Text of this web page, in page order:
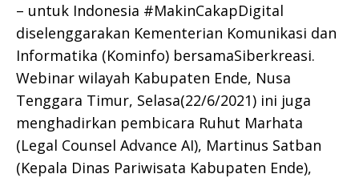
– untuk Indonesia #MakinCakapDigital
diselenggarakan Kementerian Komunikasi dan
Informatika (Kominfo) bersamaSiberkreasi.
Webinar wilayah Kabupaten Ende, Nusa
Tenggara Timur, Selasa(22/6/2021) ini juga
menghadirkan pembicara Ruhut Marhata
(Legal Counsel Advance AI), Martinus Satban
(Kepala Dinas Pariwisata Kabupaten Ende),